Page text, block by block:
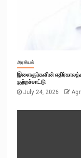
அரசியல்
இளைஞர்களின் எதிர்காலத்தை
குற்றச்சாட்டு
July 24, 2026